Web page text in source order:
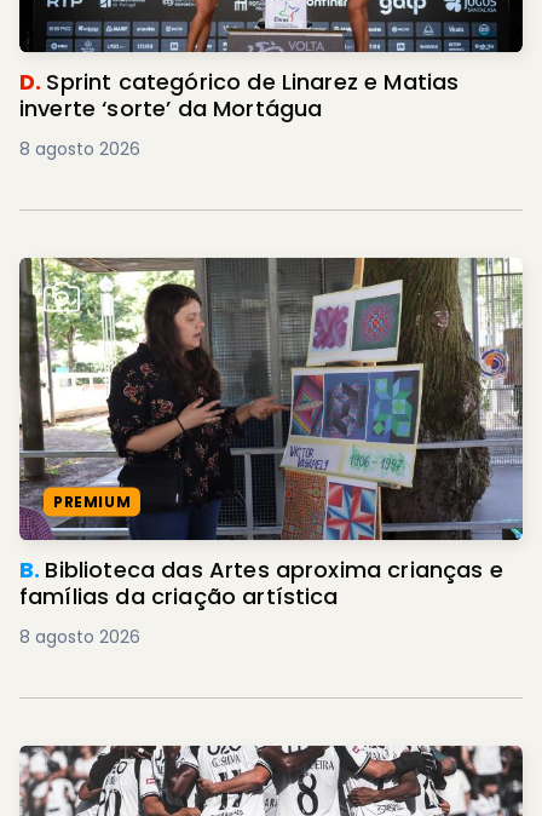
D. Sprint categórico de Linarez e Matias
inverte ‘sorte’ da Mortágua
8 agosto 2026
PREMIUM
B. Biblioteca das Artes aproxima crianças e
famílias da criação artística
8 agosto 2026